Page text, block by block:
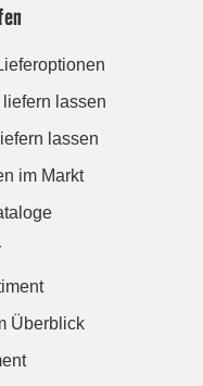
lassen
lassen
im Markt
Überblick